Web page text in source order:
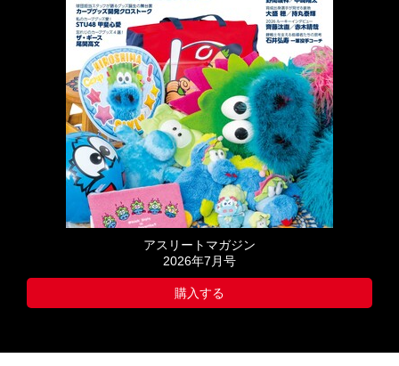
アスリートマガジン
2026年7月号
購入する